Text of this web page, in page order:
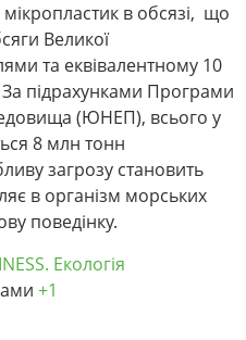
в обсязі, що
Великої
та еквівалентному 10
підрахунками Програми
(ЮНЕП), всього у
8 млн тонн
загрозу становить
в організм морських
поведінку.
Екологія
+1